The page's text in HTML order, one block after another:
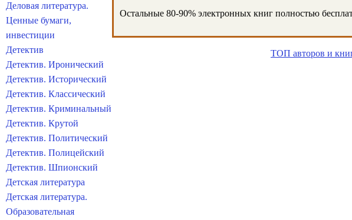
Остальные 80-90% электронных книг полностью
ТОП авторов и
Деловая литература.
Ценные бумаги,
инвестиции
Детектив
Детектив. Иронический
Детектив. Исторический
Детектив. Классический
Детектив. Криминальный
Детектив. Крутой
Детектив. Политический
Детектив. Полицейский
Детектив. Шпионский
Детская литература
Детская литература.
Образовательная